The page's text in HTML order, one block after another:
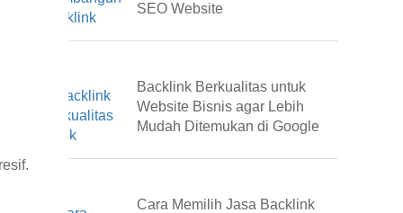
SEO Website
Backlink Berkualitas untuk
Website Bisnis agar Lebih
Mudah Ditemukan di Google
Cara Memilih Jasa Backlink